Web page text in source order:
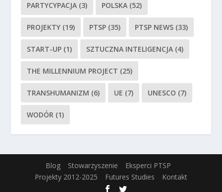
PARTYCYPACJA (3) POLSKA (52)
PROJEKTY (19) PTSP (35) PTSP NEWS (33)
START-UP (1) SZTUCZNA INTELIGENCJA (4)
THE MILLENNIUM PROJECT (25)
TRANSHUMANIZM (6) UE (7) UNESCO (7)
WODÓR (1)
Blog Stowarzyszenie
Eksperci PTSP
Projekty 2012-2025
Futures Studies Kontakt